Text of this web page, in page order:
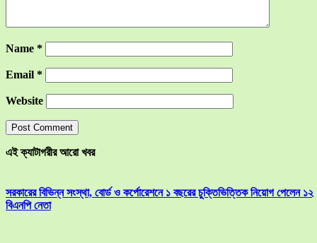
Name *
Email *
Website
এই ক্যাটাগরীর আরো খবর
সরকারের বিভিন্ন সংস্থা, বোর্ড ও কর্পোরেশনে ১ বছরের চুক্তিভিত্তিক নিয়োগ পেলেন ১২
বিএনপি নেতা